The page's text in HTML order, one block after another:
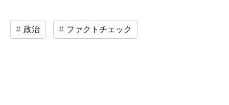
政治 ファクトチェック